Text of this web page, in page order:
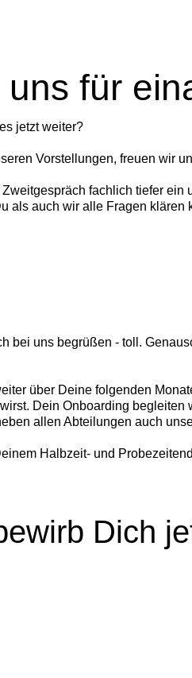
für
jetzt weiter?
Vorstellungen, freuen wir
fachlich tiefer ein
als auch wir alle Fragen klären
bei uns begrüßen - toll.
über Deine folgenden
Dein Onboarding begleiten
allen Abteilungen auch
Halbzeit- und
Dich